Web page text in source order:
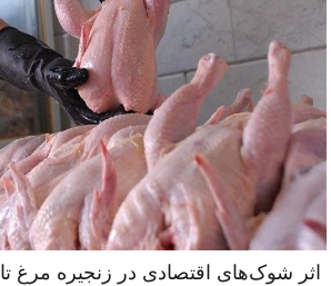
اثر شوک‌های اقتصادی در زنجیره مرغ تا ۲۲ ماه باقی می‌ماند